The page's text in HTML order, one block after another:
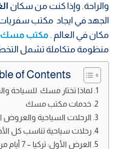
والراحة. وإذا كنت من سكان
الجهد في ايجاد مكتب
مكان في العالم . مكتب مسك
منظومة متكاملة تشمل
of Contents
لماذا تختار مسك للسياحة
خدمات مكتب مسك
الرحلات السياحية والعروض
رحلات سياحية تناسب كل
العرض الأول: تركيا – 7 أيام من 9/9 إلى 15/9